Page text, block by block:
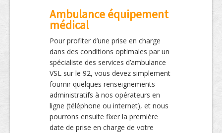
Ambulance équipement
médical
Pour profiter d’une prise en charge
dans des conditions optimales par un
spécialiste des services d’ambulance
VSL sur le 92, vous devez simplement
fournir quelques renseignements
administratifs à nos opérateurs en
ligne (téléphone ou internet), et nous
pourrons ensuite fixer la première
date de prise en charge de votre